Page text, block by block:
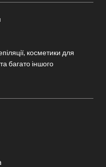
косметики для
багато іншого